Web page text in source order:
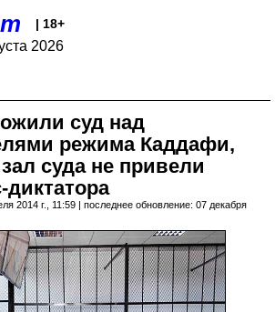
| 18+
2026
суд над
режима Каддафи,
суда не привели
2014 г., 11:59 | последнее обновление: 07 декабря